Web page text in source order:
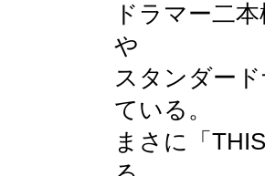
ドラマー二
や
スタンダー
ている。
まさに「